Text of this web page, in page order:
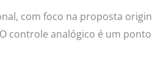
com foco na proposta
controle analógico é um